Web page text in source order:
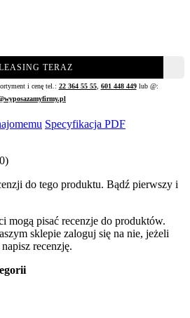
TERAZ
i cenę tel.: 22 364 55 55, 601 448 449lub @:
Specyfikacja PDF
do tego produktu. Bądź pierwszy i
mogą pisać recenzje do produktów.
sklepie zaloguj się na nie, jeżeli
recenzję.